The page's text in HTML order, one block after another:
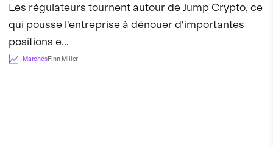
Les régulateurs tournent autour de Jump Crypto, ce
qui pousse l'entreprise à dénouer d'importantes
positions e...
MarchésFinn Miller